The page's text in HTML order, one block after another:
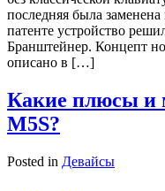
последняя была
патенте устройство
Бранштейнер. Концепт
описано в […]
Какие плюсы и
M5S?
Posted in Девайсы